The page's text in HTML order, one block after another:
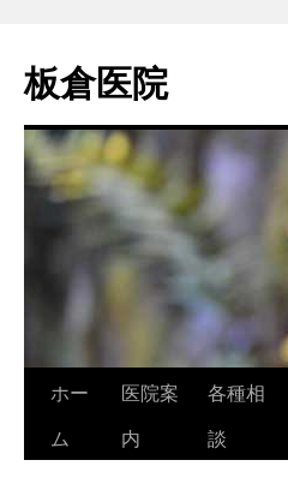
テ
ン
ス
キ
板倉医院
ホー
ム
医院案
内
各種相
談